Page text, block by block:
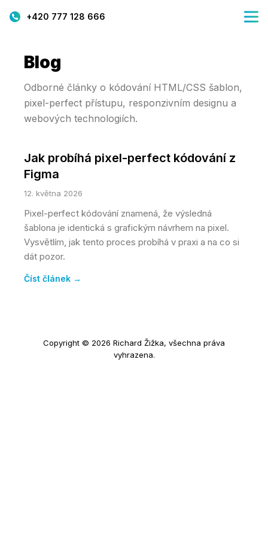
+420 777 128 666
Blog
Odborné články o kódování HTML/CSS šablon,
pixel-perfect přístupu, responzivním designu a
webových technologiích.
Jak probíhá pixel-perfect kódování z
Figma
12. května 2026
Pixel-perfect kódování znamená, že výsledná
šablona je identická s grafickým návrhem na pixel.
Vysvětlím, jak tento proces probíhá v praxi a na co si
dát pozor.
Číst článek →
Copyright © 2026 Richard Žižka, všechna práva
vyhrazena.